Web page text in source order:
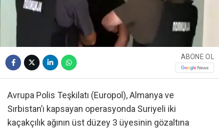
ABONE OL
Avrupa Polis Teşkilatı (Europol), Almanya ve
Sırbistan’ı kapsayan operasyonda Suriyeli iki
kaçakçılık ağının üst düzey 3 üyesinin gözaltına